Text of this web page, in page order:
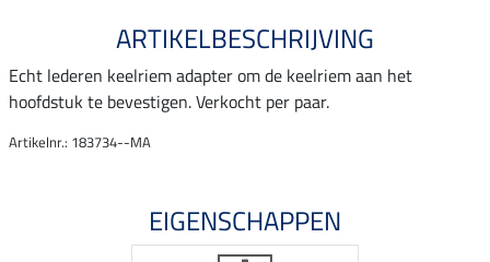
ARTIKELBESCHRIJVING
Echt lederen keelriem adapter om de keelriem aan het
hoofdstuk te bevestigen. Verkocht per paar.
Artikelnr.: 183734--MA
EIGENSCHAPPEN